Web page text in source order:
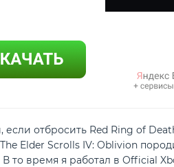
отбросить Red Ring of
Elder Scrolls IV: Oblivion
то время я работал в Official